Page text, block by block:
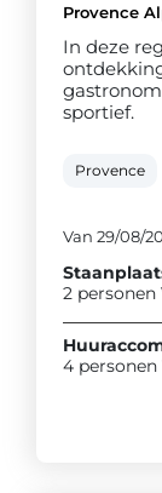
Provence
In deze
sportief.
Provence
Van 29/08/
2 personen
4 personen